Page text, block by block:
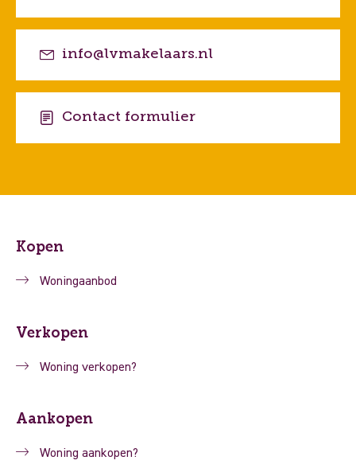
info@lvmakelaars.nl
Contact formulier
Kopen
Woningaanbod
Verkopen
Woning verkopen?
Aankopen
Woning aankopen?